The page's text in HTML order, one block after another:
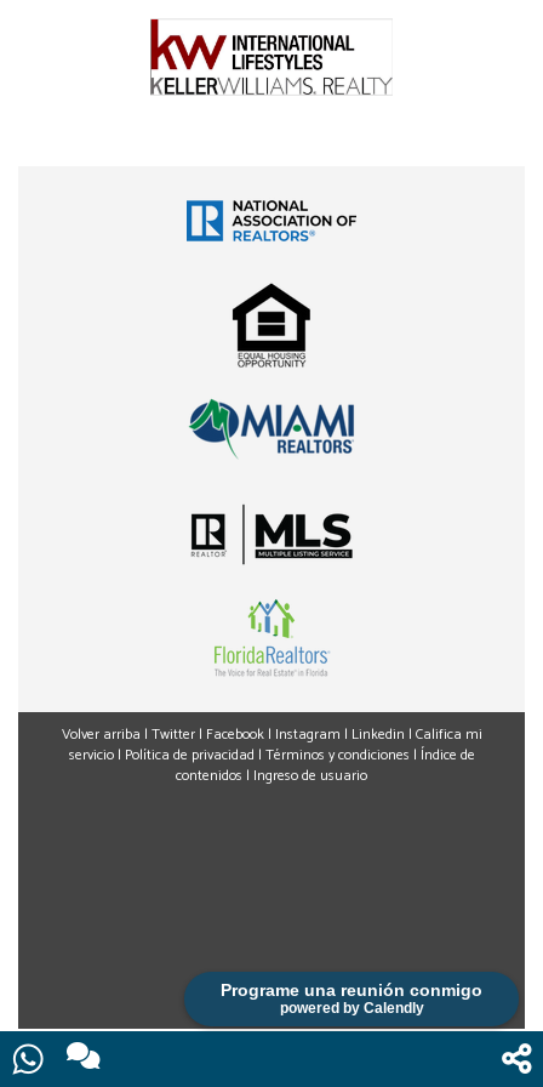
Programe una reunión conmigo
powered by Calendly
Volver arriba | Twitter| Facebook| Instagram | Linkedin | Califica mi
servicio| Política de privacidad | Términos y condiciones | Índice de
contenidos | Ingreso de usuario